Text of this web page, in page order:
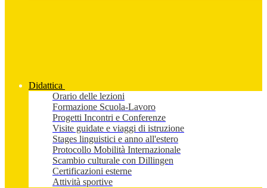
Didattica
Orario delle lezioni
Formazione Scuola-Lavoro
Progetti Incontri e Conferenze
Visite guidate e viaggi di istruzione
Stages linguistici e anno all'estero
Protocollo Mobilità Internazionale
Scambio culturale con Dillingen
Certificazioni esterne
Attività sportive